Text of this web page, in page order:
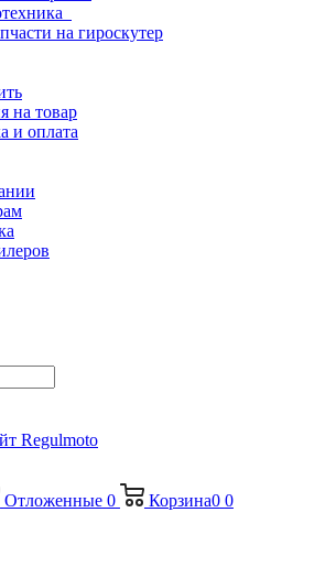
на гироскутер
на товар
и оплата
Отложенные 0 Корзина0 0